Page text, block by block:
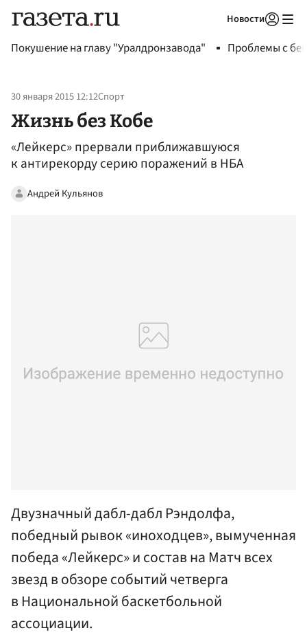
Новости
Покушение на главу "Уралдронзавода" Проблемы с
30 января 2015 12:12Спорт
Жизнь без Кобе
«Лейкерс» прервали приближавшуюся
к антирекорду серию поражений в НБА
Андрей Кульянов
Двузначный дабл-дабл Рэндолфа,
победный рывок «иноходцев», вымученная
победа «Лейкерс» и состав на Матч всех
звезд в обзоре событий четверга
в Национальной баскетбольной
ассоциации.